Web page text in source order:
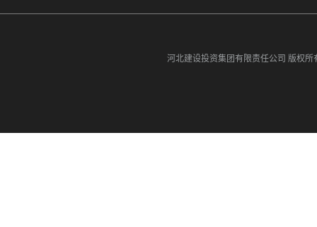
河北建设投资集团有限责任公司 版权所